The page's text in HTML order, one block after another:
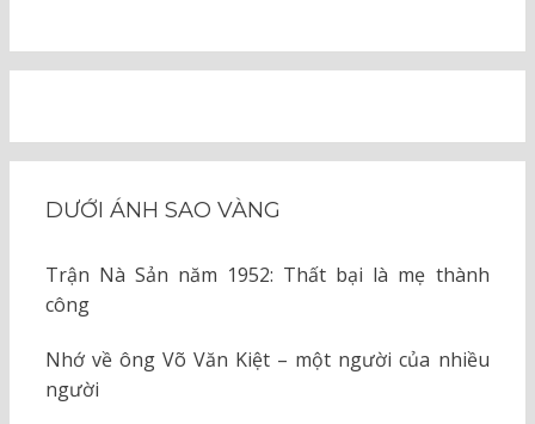
DƯỚI ÁNH SAO VÀNG
Trận Nà Sản năm 1952: Thất bại là mẹ thành
công
Nhớ về ông Võ Văn Kiệt – một người của nhiều
người